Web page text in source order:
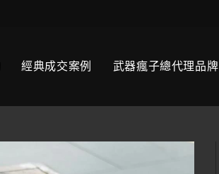
經典成交案例 武器瘋子總代理品牌